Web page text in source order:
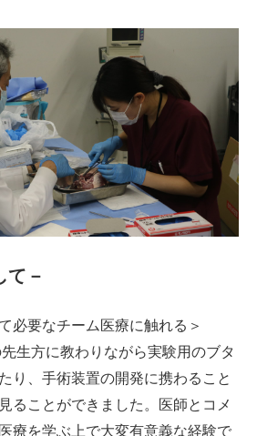
て－
必要なチーム医療に触れる＞
生方に教わりながら実験用のブタ
り、手術装置の開発に携わること
ることができました。医師とコメ
療を学ぶ上で大変有意義な経験で